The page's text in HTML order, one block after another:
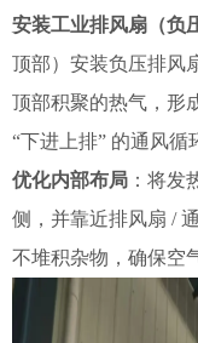
安装工业排风扇（负
顶部）安装负压排风
顶部积聚的热气，形
“下进上排” 的通风循
优化内部布局 ：将发
侧，并靠近排风扇 /
不堆积杂物，确保空